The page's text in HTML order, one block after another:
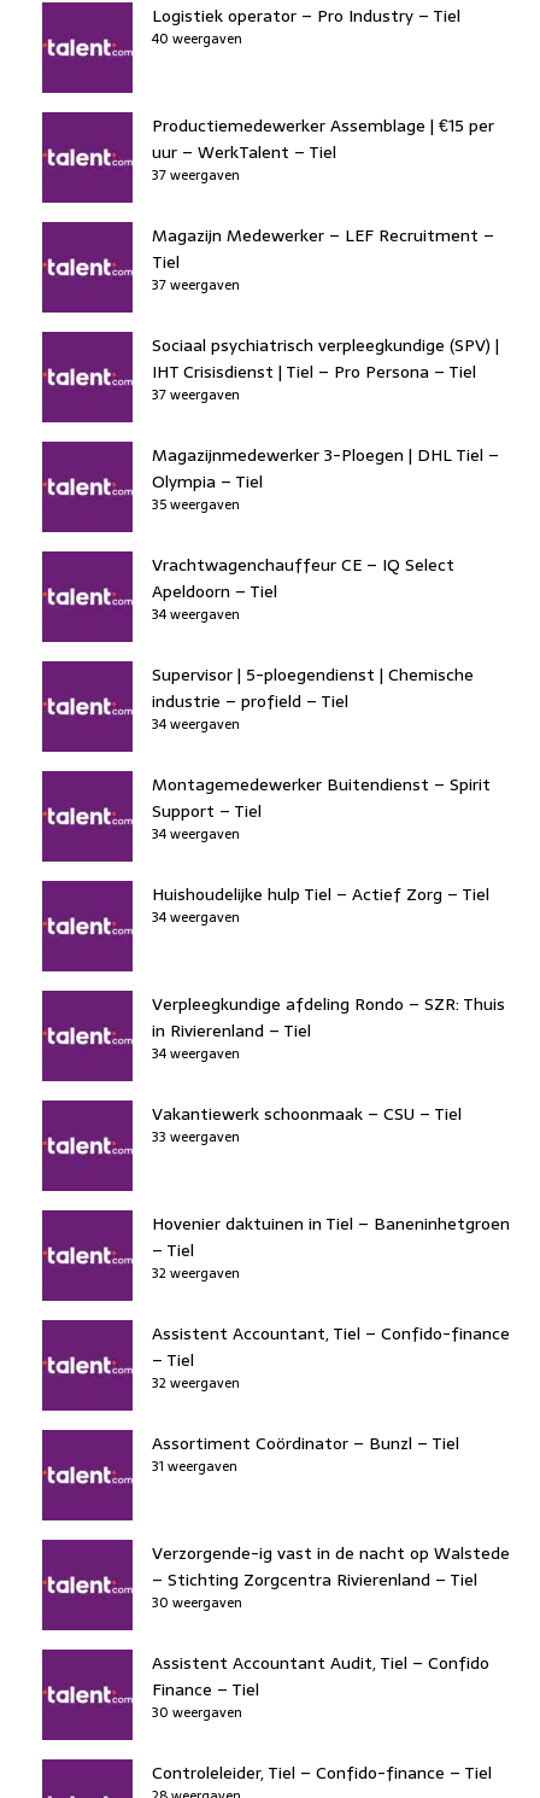
Logistiek operator – Pro Industry – Tiel
40 weergaven
Productiemedewerker Assemblage | €15 per
uur – WerkTalent – Tiel
37 weergaven
Magazijn Medewerker – LEF Recruitment –
Tiel
37 weergaven
Sociaal psychiatrisch verpleegkundige (SPV) |
IHT Crisisdienst | Tiel – Pro Persona – Tiel
37 weergaven
Magazijnmedewerker 3-Ploegen | DHL Tiel –
Olympia – Tiel
35 weergaven
Vrachtwagenchauffeur CE – IQ Select
Apeldoorn – Tiel
34 weergaven
Supervisor | 5-ploegendienst | Chemische
industrie – profield – Tiel
34 weergaven
Montagemedewerker Buitendienst – Spirit
Support – Tiel
34 weergaven
Huishoudelijke hulp Tiel – Actief Zorg – Tiel
34 weergaven
Verpleegkundige afdeling Rondo – SZR: Thuis
in Rivierenland – Tiel
34 weergaven
Vakantiewerk schoonmaak – CSU – Tiel
33 weergaven
Hovenier daktuinen in Tiel – Baneninhetgroen
– Tiel
32 weergaven
Assistent Accountant, Tiel – Confido-finance
– Tiel
32 weergaven
Assortiment Coördinator – Bunzl – Tiel
31 weergaven
Verzorgende-ig vast in de nacht op Walstede
– Stichting Zorgcentra Rivierenland – Tiel
30 weergaven
Assistent Accountant Audit, Tiel – Confido
Finance – Tiel
30 weergaven
Controleleider, Tiel – Confido-finance – Tiel